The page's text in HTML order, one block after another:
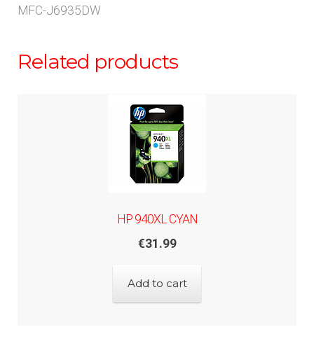
MFC-J6935DW
Related products
HP 940XL CYAN
€31.99
Add to cart